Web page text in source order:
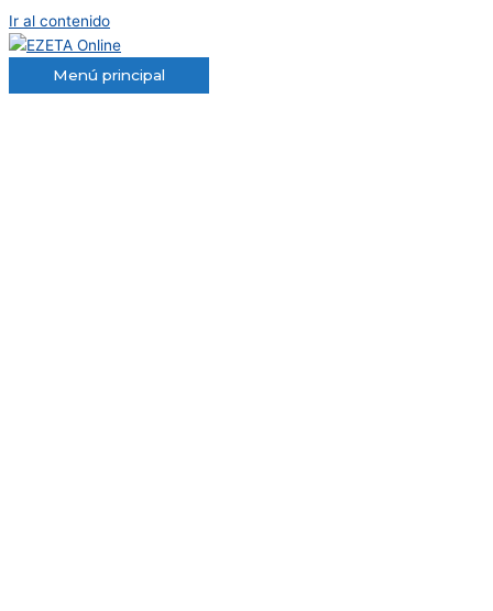
Ir al contenido
Menú principal